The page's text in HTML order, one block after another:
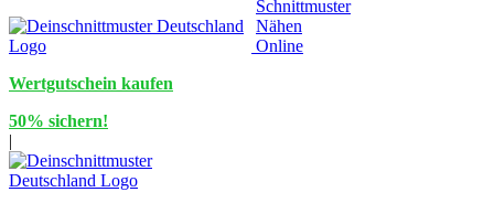
Wertgutschein kaufen
50% sichern!
|